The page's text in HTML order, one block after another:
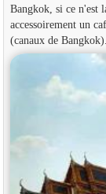
Bangkok, si ce n'est
accessoirement un
(canaux de Bangkok).